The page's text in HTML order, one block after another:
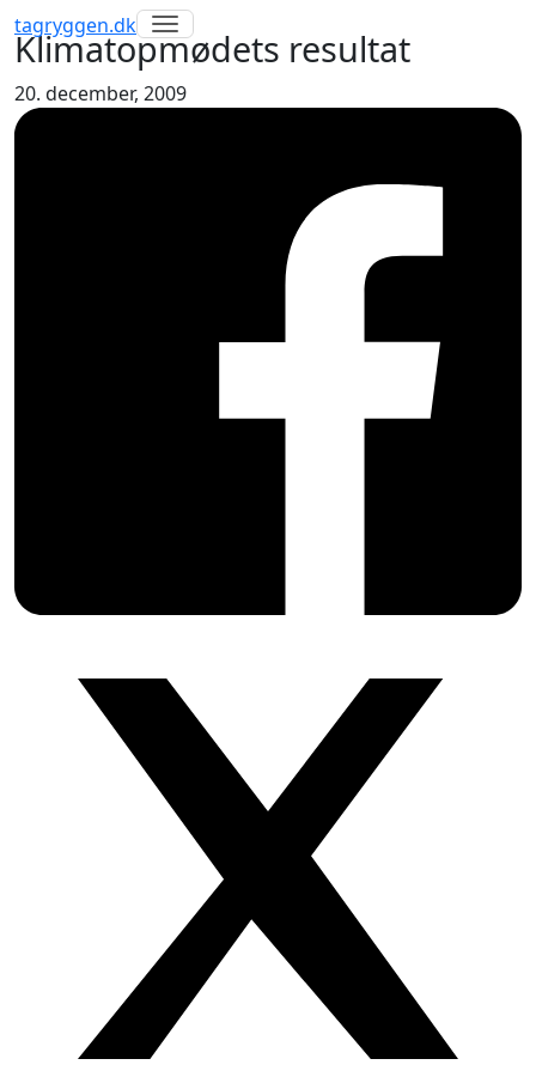
tagryggen.dk Toggle navigation
Klimatopmødets resultat
20. december, 2009